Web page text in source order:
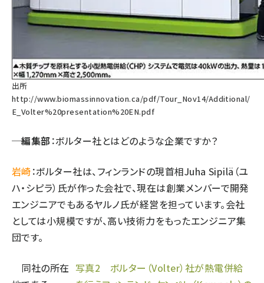
出所
http://www.biomassinnovation.ca/pdf/Tour_Nov14/Additional/
E_Volter%20presentation%20EN.pdf
─編集部 ：ボルター社とはどのような企業ですか？
岩崎：ボルター社は、フィンランドの現首相Juha Sipilä（ユ
ハ・シピラ）氏が作った会社で、現在は創業メンバーで開発
エンジニアでもあるヤルノ氏が経営を担っています。会社
としては小規模ですが、高い技術力をもったエンジニア集
団です。
写真2 ボルター（Volter）社が熱電併給
同社の所在